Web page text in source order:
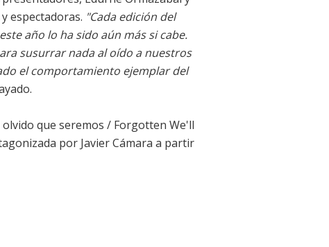
espectadoras. "Cada edición del
año lo ha sido aún más si cabe.
susurrar nada al oído a nuestros
el comportamiento ejemplar del
que seremos / Forgotten We'll
por Javier Cámara a partir